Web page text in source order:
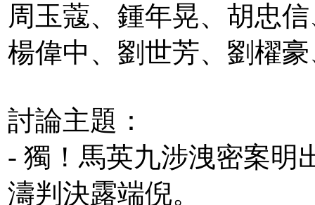
周玉蔻、鍾年晃、胡忠
楊偉中、劉世芳、劉櫂
討論主題：
- 獨！馬英九涉洩密案明
濤判決露端倪。